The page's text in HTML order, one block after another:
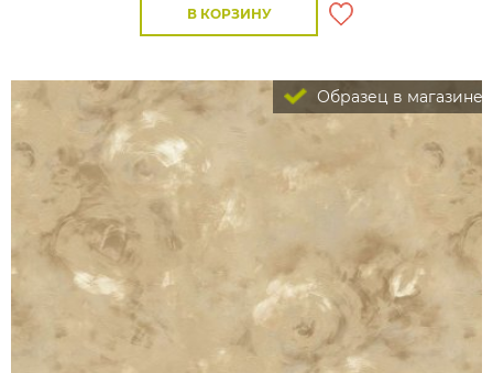
В КОРЗИНУ
Образец в магазине